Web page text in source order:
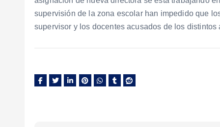
supervisión de la zona escolar han impedido que
supervisor y los docentes acusados de los